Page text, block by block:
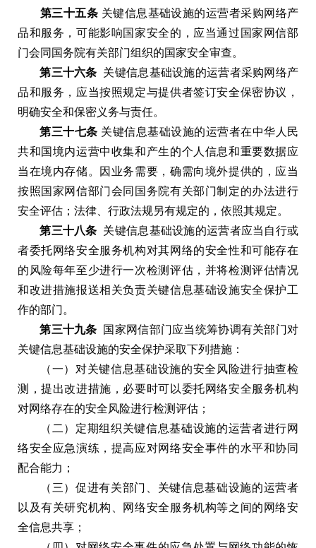
第三十五条 关键信息基础设施的运营者采购网络产
品和服务 ，可能影响国家安全的 ， 应当通过国家网信部
门会同国务院有关部门组织的国家安全审查。
第三十六条 关键信息基础设施的运营者采购网络产
品和服务 ， 应当按照规定与提供者签订安全保密协议 ，
明确安全和保密义务与责任。
第三十七条 关键信息基础设施的运营者在中华人民
共和国境内运营中收集和产生的个人信息和重要数据应
当在境内存储。 因业务需要 ， 确需向境外提供的 ， 应当
按照国家网信部门会同国务院有关部门制定的办法进行
安全评估 ； 法律 行政法规另有规定的 ， 依照其规定。
第三十八条 关键信息基础设施的运营者应当自行或
者委托网络安全服务机构对其网络的安全性和可能存在
的风险每年至少进行一次检测评估 ， 并将检测评估情况
和改进措施报送相关负责关键信息基础设施安全保护工
作的部门 。
第三十九条 国家网信部门应当统筹协调有关部门对
关键信息基础设施的安全保护采取下列措施 ：
（一） 对关键信息基础设施的安全风险进行抽查检
测
，提出改进措施 ， 必要时可以委托网络安全服务机构
对网络存在的安全风险进行检测评估 ；
（ 二 ） 定期组织关键信息基础设施的运营者进行网
络安全应急演练 ， 提高应对网络安全事件的水平和协同
配合能力 ；
（ 三）促进有关部门
关键信息基础设施的运营者
以及有关研究机构
网络安全服务机构等之间的网络安
全信息共享 ；